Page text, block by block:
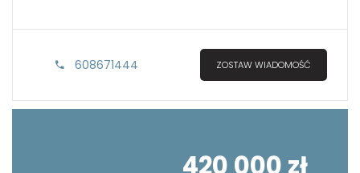
608671444 ZOSTAW WIADOMOŚĆ